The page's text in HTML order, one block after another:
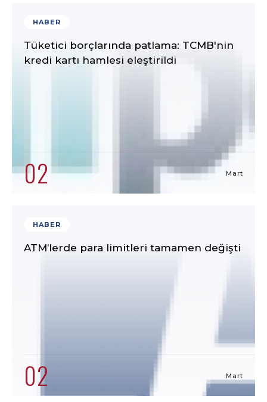
HABER
Tüketici borçlarında patlama: TCMB'nin
kredi kartı hamlesi eleştirildi
02 Mart
HABER
ATM’lerde para limitleri tamamen değişti
02 Mart